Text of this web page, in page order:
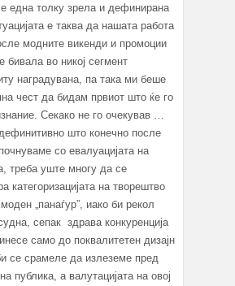
една толку зрела и дефинирана
е таква да нашата работа
модните викенди и промоции
бивала во никој сегмент
наградувана, па така ми беше
чест да бидам првиот што ќе го
Секако не го очекував …
што конечно после
со евалуацијата на
треба уште многу да се
категоризацијата на творештво
„панаѓур”, иако би рекол
сепак здрава конкуренција
само до поквалитетен дизајн
се срамеле да излеземе пред
публика, а валутацијата на овој